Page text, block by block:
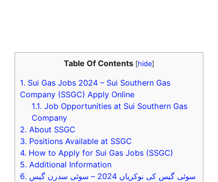
Table Of Contents [hide]
1. Sui Gas Jobs 2024 – Sui Southern Gas
Company (SSGC) Apply Online
1.1. Job Opportunities at Sui Southern Gas
Company
2. About SSGC
3. Positions Available at SSGC
4. How to Apply for Sui Gas Jobs (SSGC)
5. Additional Information
6.